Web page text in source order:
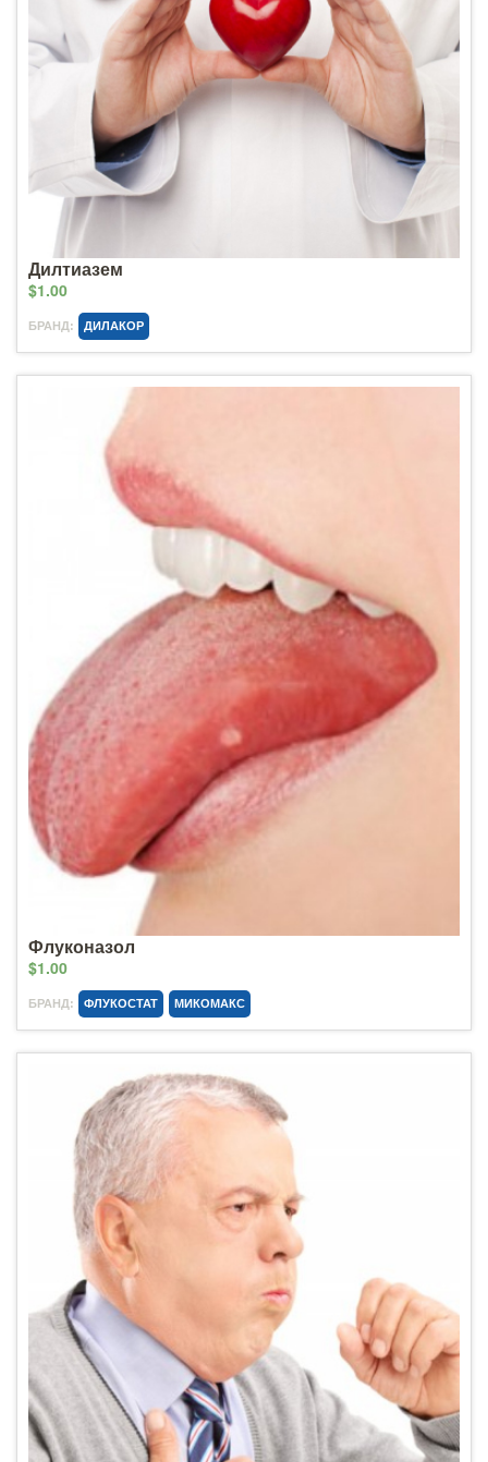
Дилтиазем
$1.00
БРАНД: ДИЛАКОР
Флуконазол
$1.00
БРАНД: ФЛУКОСТАТ МИКОМАКС